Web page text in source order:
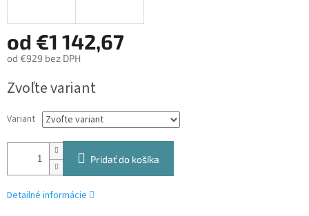
od €1 142,67
od €929 bez DPH
cena:
Zvoľte variant
Variant
Pridať do košíka
Detailné informácie